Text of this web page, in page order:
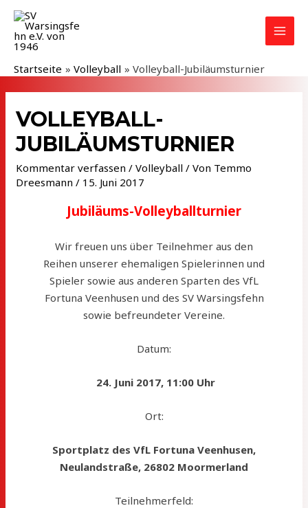
Zum
Inhalt
springen
Startseite Volleyball Volleyball-Jubiläumsturnier
VOLLEYBALL-
JUBILÄUMSTURNIER
Kommentar verfassen /Volleyball / Von Temmo
Dreesmann / 15. Juni 2017
Jubiläums-Volleyballturnier
Wir freuen uns über Teilnehmer aus den
Reihen unserer ehemaligen Spielerinnen und
Spieler sowie aus anderen Sparten des VfL
Fortuna Veenhusen und des SV Warsingsfehn
sowie befreundeter Vereine.
Datum:
24. Juni 2017, 11:00 Uhr
Ort:
Sportplatz des VfL Fortuna Veenhusen,
Neulandstraße, 26802 Moormerland
Teilnehmerfeld: